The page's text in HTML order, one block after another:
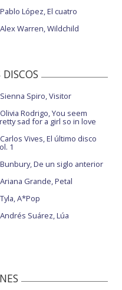
Pablo López, El cuatro
Alex Warren, Wildchild
Sienna Spiro, Visitor
Olivia Rodrigo, You seem
sad for a girl so in love
Carlos Vives, El último disco
1
Bunbury, De un siglo anterior
Ariana Grande, Petal
Tyla, A*Pop
Andrés Suárez, Lúa